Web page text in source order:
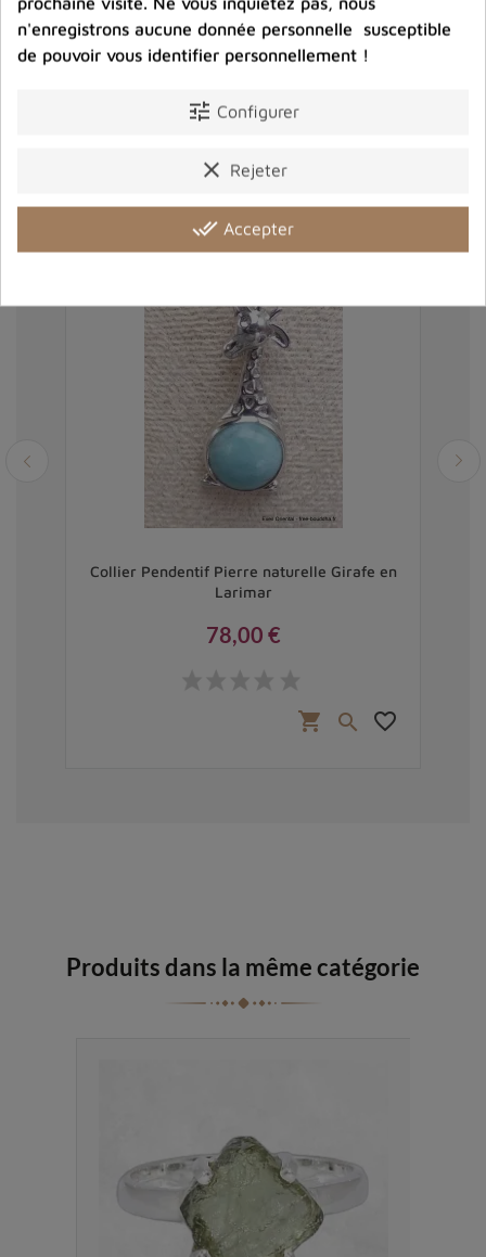
Collier Pendentif Pierre naturelle Girafe en
Larimar
78,00 €
shopping_cart  favorite_border
Produits dans la même catégorie
n'enregistrons aucune donnée personnelle susceptible
de pouvoir vous identifier personnellement !
tune Configurer
clear Rejeter
done_all Accepter